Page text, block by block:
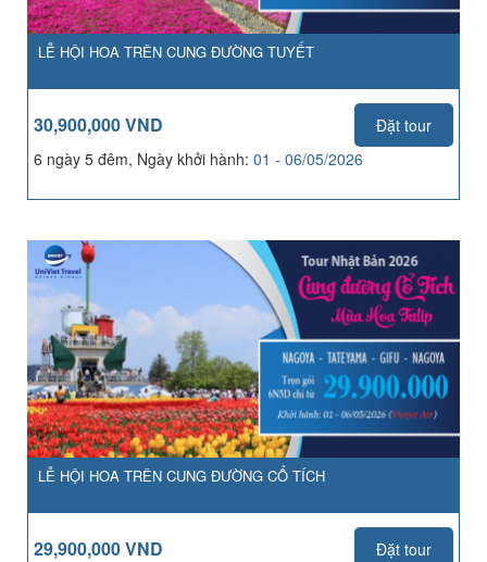
LỄ HỘI HOA TRÊN CUNG ĐƯỜNG TUYẾT
30,900,000 VND
Đặt tour
6 ngày 5 đêm, Ngày khởi hành: 01 - 06/05/2026
LỄ HỘI HOA TRÊN CUNG ĐƯỜNG CỔ TÍCH
29,900,000 VND
Đặt tour